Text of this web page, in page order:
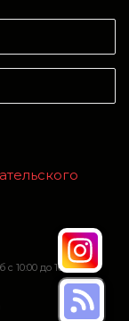
10:00 до 16:00